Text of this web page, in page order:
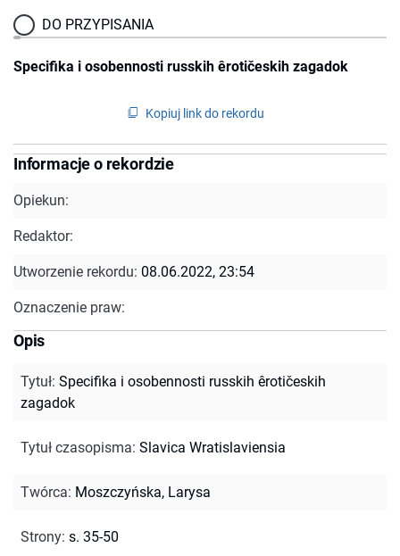
DO PRZYPISANIA
Specifika i osobennosti russkih êrotičeskih zagadok
Kopiuj link do rekordu
Informacje o rekordzie
Opiekun:
Redaktor:
Utworzenie rekordu: 08.06.2022, 23:54
Oznaczenie praw:
Opis
Tytuł: Specifika i osobennosti russkih êrotičeskih
zagadok
Tytuł czasopisma: Slavica Wratislaviensia
Twórca: Moszczyńska, Larysa
Strony: s. 35-50